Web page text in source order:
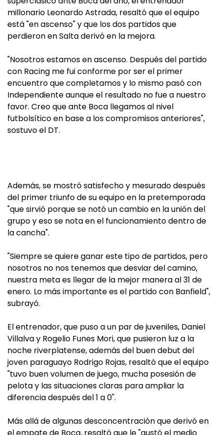
millonario Leonardo Astrada, resaltó que el equipo
está "en ascenso" y que los dos partidos que
perdieron en Salta derivó en la mejora.
"Nosotros estamos en ascenso. Después del partido
con Racing me fui conforme por ser el primer
encuentro que completamos y lo mismo pasó con
Independiente aunque el resultado no fue a nuestro
favor. Creo que ante Boca llegamos al nivel
futbolsítico en base a los compromisos anteriores",
sostuvo el DT.
Además, se mostró satisfecho y mesurado después
del primer triunfo de su equipo en la pretemporada
"que sirvió porque se notó un cambio en la unión del
grupo y eso se nota en el funcionamiento dentro de
la cancha".
"Siempre se quiere ganar este tipo de partidos, pero
nosotros no nos tenemos que desviar del camino,
nuestra meta es llegar de la mejor manera al 31 de
enero. Lo más importante es el partido con Banfield",
subrayó.
El entrenador, que puso a un par de juveniles, Daniel
Villalva y Rogelio Funes Mori, que pusieron luz a la
noche riverplatense, además del buen debut del
joven paraguayo Rodrigo Rojas, resaltó que el equipo
"tuvo buen volumen de juego, mucha posesión de
pelota y las situaciones claras para ampliar la
diferencia después del 1 a 0".
Más allá de algunas desconcentración que derivó en